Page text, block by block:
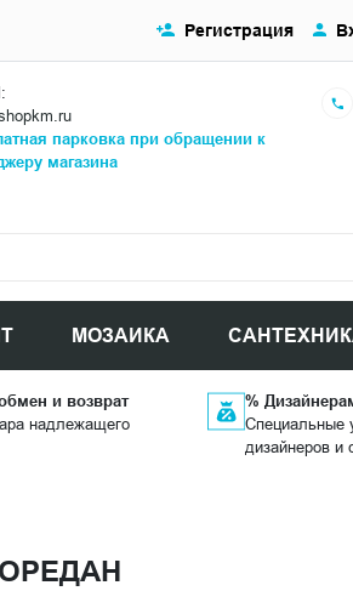
парковка при обращении к
магазина
МОЗАИКА
Регистрация
и возврат
надлежащего
%
Специальные
дизайнеров и